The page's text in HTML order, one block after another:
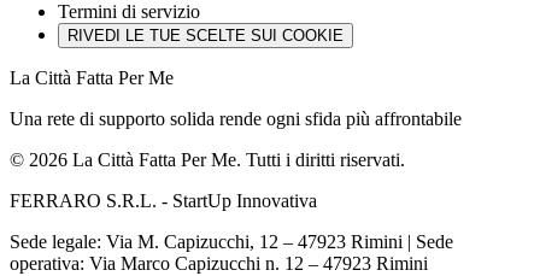
Termini di servizio
RIVEDI LE TUE SCELTE SUI COOKIE
La Città Fatta Per Me
Una rete di supporto solida rende ogni sfida più affrontabile
© 2026 La Città Fatta Per Me. Tutti i diritti riservati.
FERRARO S.R.L. - StartUp Innovativa
Sede legale: Via M. Capizucchi, 12 – 47923 Rimini | Sede
operativa: Via Marco Capizucchi n. 12 – 47923 Rimini